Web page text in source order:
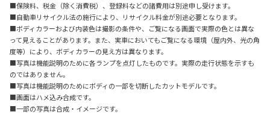
■保険料、税金（除く消費税）、登録料などの諸費用は別途申し受けます。
■自動車リサイクル法の施行により、リサイクル料金が別途必要となります。
■ボディカラーおよび内装色は撮影の条件や、ご覧になる画面で実際の色とは異な
って見えることがあります。また、実車においてもご覧になる環境（屋内外、光の角
度等）により、ボディカラーの見え方は異なります。
■写真は機能説明のために各ランプを点灯したものです。実際の走行状態を示すも
のではありません。
■写真は機能説明のためにボディの一部を切断したカットモデルです。
■画面はハメ込み合成です。
■一部の写真は合成・イメージです。